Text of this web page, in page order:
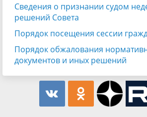
Сведения о признании судом
решений Совета
Порядок посещения сессии
Порядок обжалования
документов и иных решений